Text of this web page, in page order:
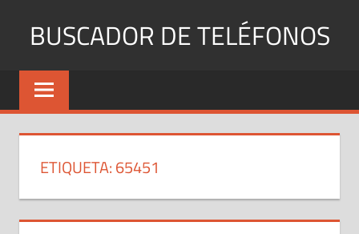
BUSCADOR DE TELÉFONOS
Identifica
Números
y
ETIQUETA:65451